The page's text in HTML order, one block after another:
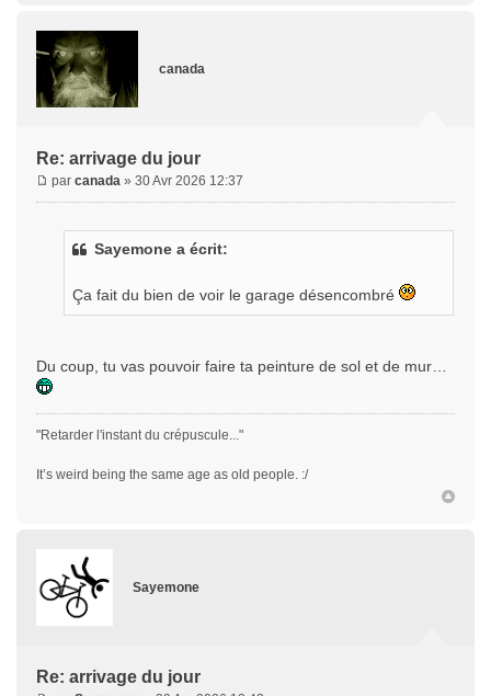
canada
Re: arrivage du jour
par canada » 30 Avr 2026 12:37
Sayemone a écrit:
Ça fait du bien de voir le garage désencombré
Du coup, tu vas pouvoir faire ta peinture de sol et de mur…
"Retarder l'instant du crépuscule..."
It’s weird being the same age as old people. :/
Sayemone
Re: arrivage du jour